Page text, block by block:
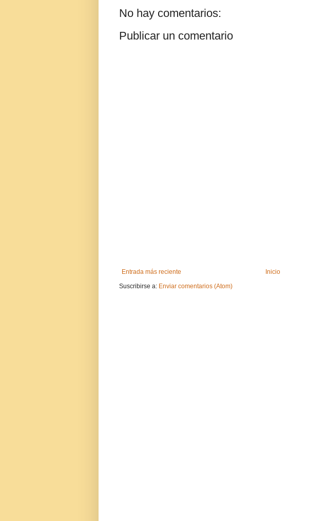
No hay comentarios:
Publicar un comentario
Entrada más reciente
Inicio
Suscribirse a: Enviar comentarios (Atom)